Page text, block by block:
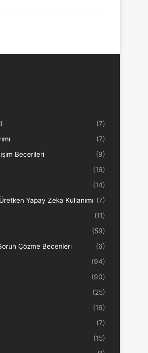
(7)
(7)
Becerileri
(9)
(16)
(14)
Yapay Zeka Kullanımı (7)
(11)
(59)
Çözme Becerileri
(6)
(94)
(90)
(25)
(16)
(7)
(15)